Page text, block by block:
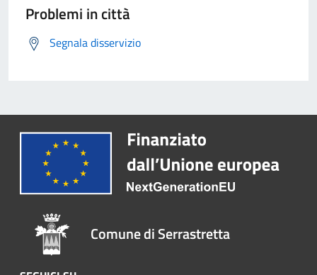
Problemi in città
Segnala disservizio
Comune di Serrastretta